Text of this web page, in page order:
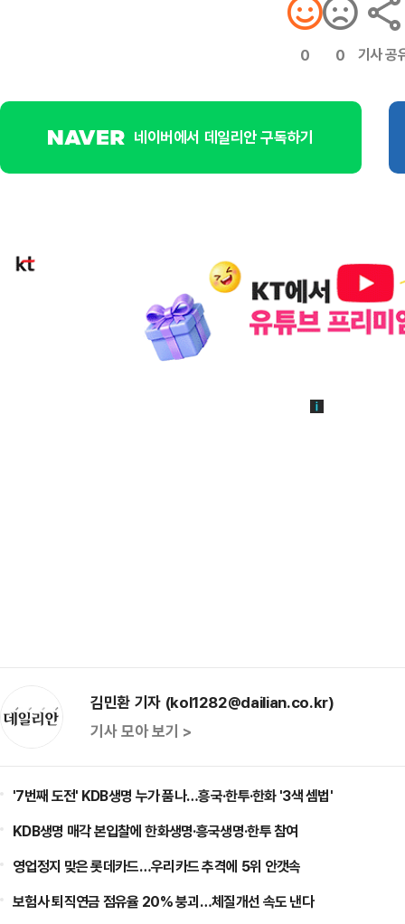
0 0 기사 공
네이버에서 데일리안 구독하기
김민환 기자 (kol1282@dailian.co.kr)
기사 모아 보기 >
'7번째 도전' KDB생명 누가 품나…흥국·한투·한화 '3색 셈법'
KDB생명 매각 본입찰에 한화생명·흥국생명·한투 참여
영업정지 맞은 롯데카드…우리카드 추격에 5위 안갯속
보험사 퇴직연금 점유율 20% 붕괴…체질개선 속도 낸다